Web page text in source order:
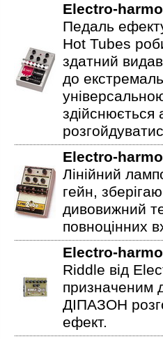
Electro-
Педаль
Hot Tubes
здатний
до
Electro-
Лінійний
гейн,
дивовижний
повноцінних
Electro-
Riddle від
призначеним
ДІПАЗОН
ефект.